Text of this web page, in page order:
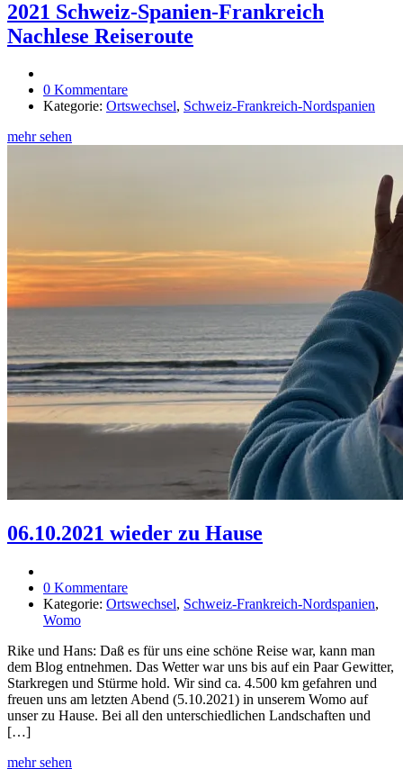
2021 Schweiz-Spanien-Frankreich
Nachlese Reiseroute
0 Kommentare
Kategorie: Ortswechsel, Schweiz-Frankreich-Nordspanien
mehr sehen
06.10.2021 wieder zu Hause
0 Kommentare
Kategorie: Ortswechsel, Schweiz-Frankreich-Nordspanien,
Womo
Rike und Hans: Daß es für uns eine schöne Reise war, kann man
dem Blog entnehmen. Das Wetter war uns bis auf ein Paar Gewitter,
Starkregen und Stürme hold. Wir sind ca. 4.500 km gefahren und
freuen uns am letzten Abend (5.10.2021) in unserem Womo auf
unser zu Hause. Bei all den unterschiedlichen Landschaften und
[…]
mehr sehen